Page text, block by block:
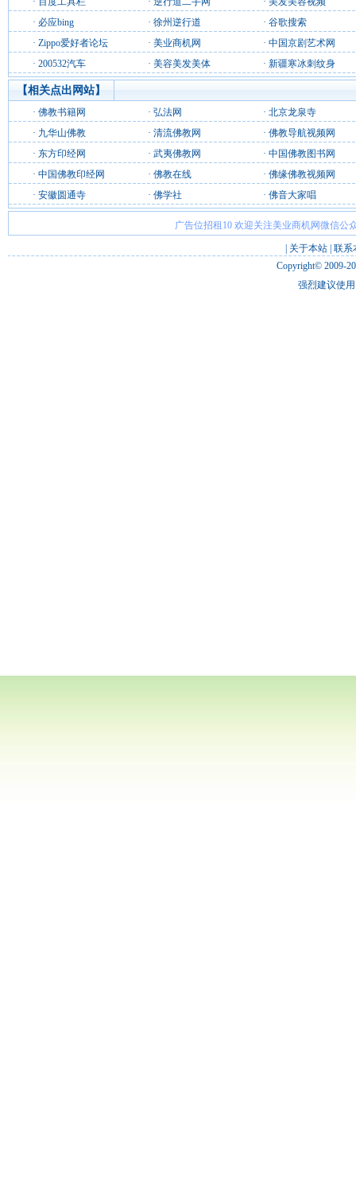
· 必应bing · 徐州逆行道 · 谷歌搜索
· Zippo爱好者论坛 · 美业商机网 · 中国京剧艺术网
· 200532汽车 · 美容美发美体 · 新疆寒冰刺纹身
【相关点出网站】
· 佛教书籍网 · 弘法网 · 北京龙泉寺
· 九华山佛教 · 清流佛教网 · 佛教导航视频网
· 东方印经网 · 武夷佛教网 · 中国佛教图书网
· 中国佛教印经网 · 佛教在线 · 佛缘佛教视频网
· 安徽圆通寺 · 佛学社 · 佛音大家唱
广告位招租10 欢迎关注美业商机网微信公
关于本站 联系
Copyright© 2009-
强烈建议使